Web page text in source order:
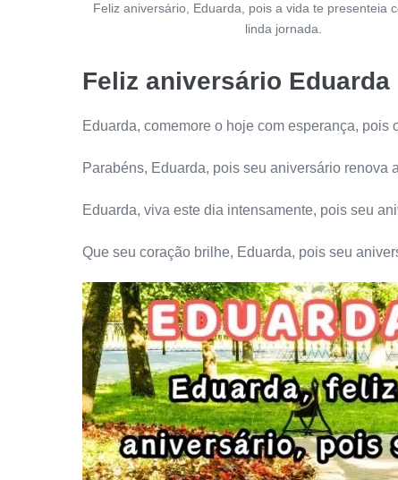
Feliz aniversário, Eduarda, pois a vida te presenteia
linda jornada.
Feliz aniversário Eduarda
Eduarda, comemore o hoje com esperança, pois
Parabéns, Eduarda, pois seu aniversário renova
Eduarda, viva este dia intensamente, pois seu
Que seu coração brilhe, Eduarda, pois seu